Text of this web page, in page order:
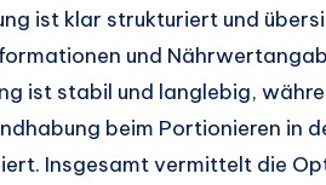
ist klar strukturiert und
und
ist stabil und langlebig,
beim Portionieren in
Insgesamt vermittelt die